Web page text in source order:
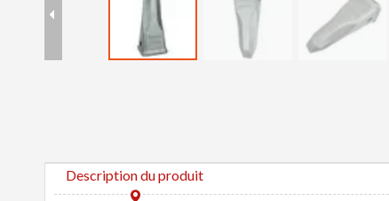
Description du produit